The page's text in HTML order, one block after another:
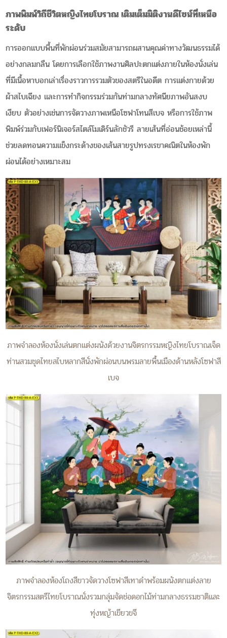
ภาพพิมพ์วิถีชีวิตหญิงไทยโบราณ เติมเต็มมิติงานดีไซน์ที่เหนือ
ระดับ
การออกแบบพื้นที่พักผ่อนร่วมสมัยสามารถผสานคุณค่าทางวัฒนธรรมได้
อย่างกลมกลืน โดยการเลือกใช้ภาพงานศิลปะตกแต่งภายในห้องนั่งเล่น
ที่มีเนื้อหาบอกเล่าเรื่องราวการรวมตัวของสตรีในอดีต การแต่งกายด้วย
ผ้าสไบเฉียง และการทำกิจกรรมร่วมกันท่ามกลางทัศนียภาพอันสงบ
เงียบ ตัวอย่างเช่นการจัดวางภาพเหนือโซฟาโทนสีเบจ หรือการใช้ภาพ
พิมพ์ร่วมกับเฟอร์นิเจอร์สไตล์โมเดิร์นลักชัวรี ลายเส้นที่อ่อนช้อยเหล่านี้
ช่วยลดทอนความแข็งกระด้างของเส้นสายรูปทรงเรขาคณิตในห้องพัก
ผ่อนได้อย่างเหมาะสม
ภาพจำลองห้องนั่งเล่นตกแต่งผนังด้วยงานจิตรกรรมหญิงไทยโบราณเจ็ด
ท่านสวมชุดไทยสไบหลากสีนั่งพักผ่อนบนพรมลายพื้นเมืองด้านหลังโซฟาสี
เบจ
ภาพจำลองห้องโถงสีขาวจัดวางโซฟาสีเทาดำพร้อมผนังตกแต่งลาย
จิตรกรรมสตรีไทยโบราณนั่งรวมกลุ่มจัดช่อดอกไม้ท่ามกลางธรรมชาติและ
ทุ่งหญ้าเขียวขจี